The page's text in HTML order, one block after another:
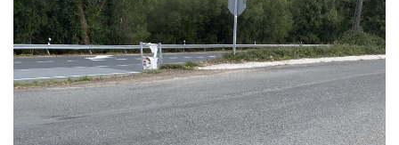
Exhibition
Login
ENGLISH